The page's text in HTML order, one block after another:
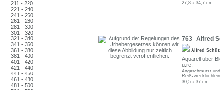
211 - 220
221 - 240
241 - 260
261 - 280
281 - 300
301 - 320
321 - 340
341 - 360
361 - 380
381 - 400
401 - 420
421 - 440
441 - 460
461 - 480
481 - 500
27,8 x 34,7 cm.
763 Alfred
Alfred
Aquarell über
u.re.
Angeschmutzt
30,5 x 37 cm.